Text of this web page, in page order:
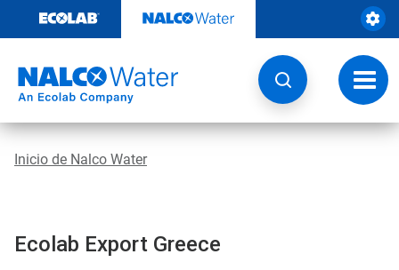
contenido
de
Inicio de Nalco Water
Ecolab Export Greece